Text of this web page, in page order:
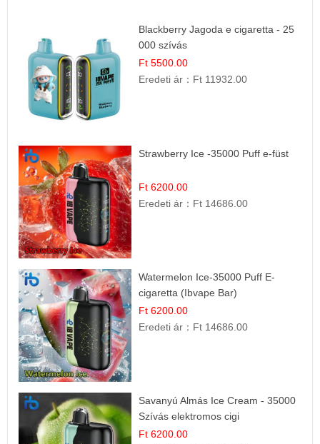
Blackberry Jagoda e cigaretta - 25
000 szívás
Ft 5500.00
Eredeti ár： Ft 11932.00
Strawberry Ice -35000 Puff e-füst
Ft 6200.00
Eredeti ár： Ft 14686.00
Watermelon Ice-35000 Puff E-
cigaretta (Ibvape Bar)
Ft 6200.00
Eredeti ár： Ft 14686.00
Savanyú Almás Ice Cream - 35000
Szívás elektromos cigi
Ft 6200.00